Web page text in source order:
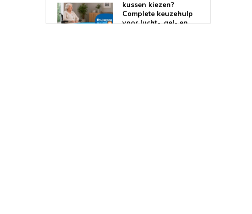
kussen kiezen?
Complete keuzehulp
voor lucht-, gel- en